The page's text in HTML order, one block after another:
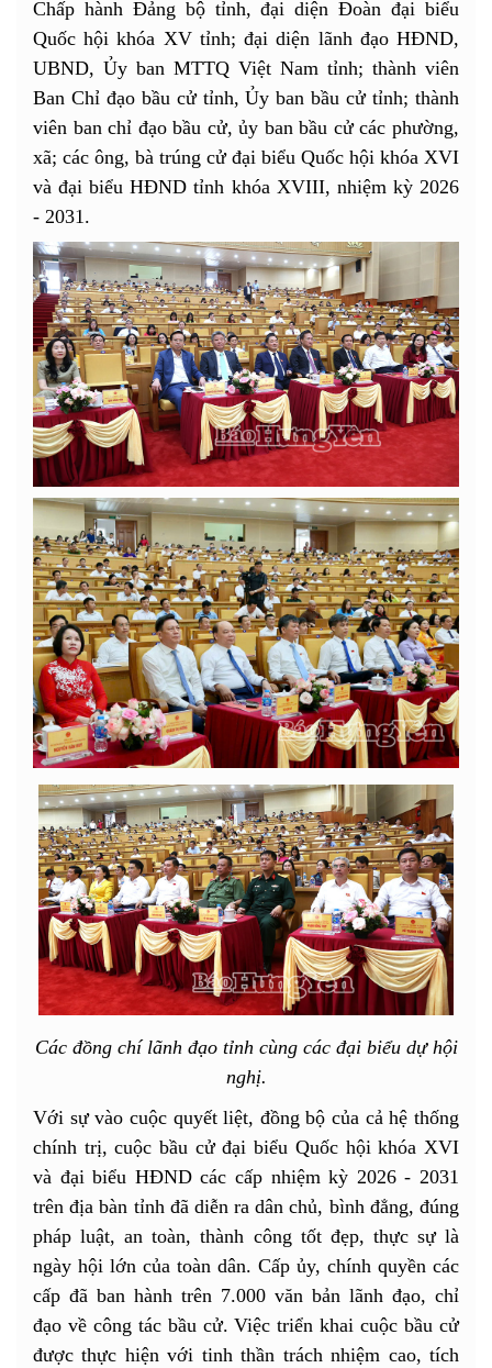
Chấp hành Đảng bộ tỉnh, đại diện Đoàn đại biểu
Quốc hội khóa XV tỉnh; đại diện lãnh đạo HĐND,
UBND, Ủy ban MTTQ Việt Nam tỉnh; thành viên
Ban Chỉ đạo bầu cử tỉnh, Ủy ban bầu cử tỉnh; thành
viên ban chỉ đạo bầu cử, ủy ban bầu cử các phường,
xã; các ông, bà trúng cử đại biểu Quốc hội khóa XVI
và đại biểu HĐND tỉnh khóa XVIII, nhiệm kỳ 2026
- 2031.
Các đồng chí lãnh đạo tỉnh cùng các đại biểu dự hội
nghị.
Với sự vào cuộc quyết liệt, đồng bộ của cả hệ thống
chính trị, cuộc bầu cử đại biểu Quốc hội khóa XVI
và đại biểu HĐND các cấp nhiệm kỳ 2026 - 2031
trên địa bàn tỉnh đã diễn ra dân chủ, bình đẳng, đúng
pháp luật, an toàn, thành công tốt đẹp, thực sự là
ngày hội lớn của toàn dân. Cấp ủy, chính quyền các
cấp đã ban hành trên 7.000 văn bản lãnh đạo, chỉ
đạo về công tác bầu cử. Việc triển khai cuộc bầu cử
được thực hiện với tinh thần trách nhiệm cao, tích